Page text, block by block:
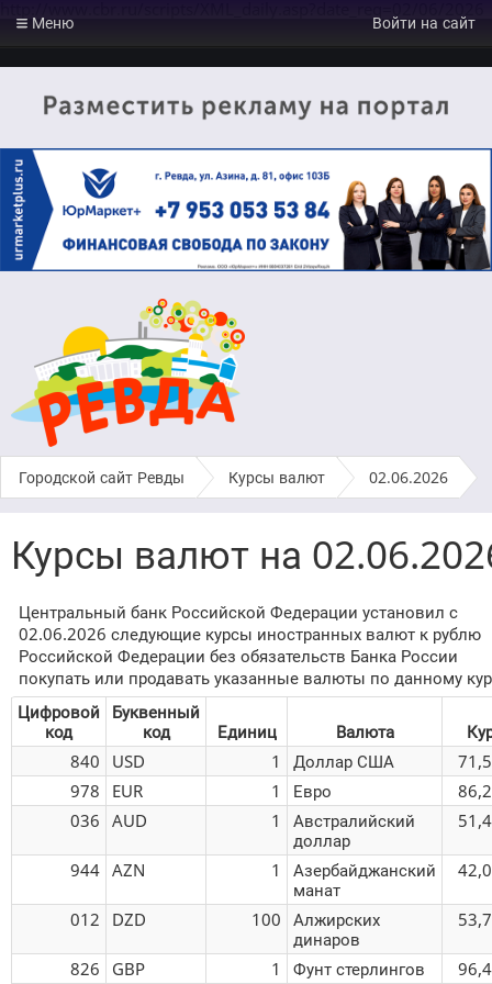
Городской сайт Ревды › Курсы валют › 02.06.2026
Курсы валют на
Центральный банк Российской Федерации установил с
02.06.2026 следующие курсы иностранных валют к рублю
Российской Федерации без обязательств Банка России
покупать или продавать указанные валюты по данному
Цифровой
код
Буквенный
код
Единиц Валюта
840
USD 1 Доллар США
978
EUR 1 Евро
036 AUD 1
Австралийский
доллар
944 AZN 1
Азербайджанский
манат
012 DZD 100 Алжирских
динаров
826 GBP 1 Фунт стерлингов
Войти на сайт
Меню